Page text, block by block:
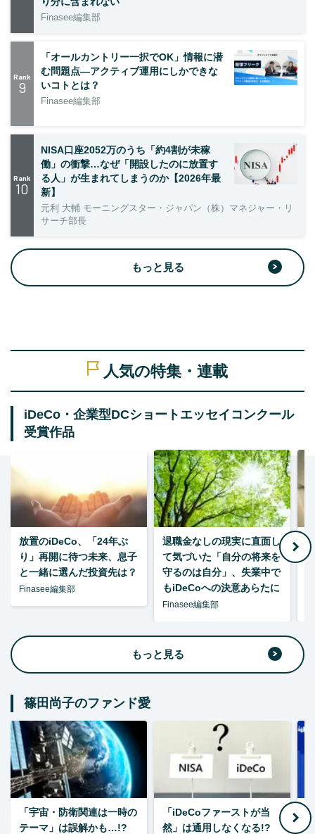
Finasee編集部
Rank
9
「オールカントリー一択でOK」情報に潜
む問題点―アクティブ運用にしかできな
いコトとは？
Finasee編集部
Rank
10
NISA口座2052万のうち「約4割が未稼
働」の衝撃…なぜ「開設したのに放置す
る人」が生まれてしまうのか【2026年最
新】
元利 大輔 モーニングスター・ジャパン（株）マネジャー・リ
サーチ部長
もっと見る
人気の特集・連載
iDeCo・企業型DCショートエッセイコンクール
受賞作品
放置のiDeCo、「24年ぶ
り」再開に待つ未来、息子
と一緒に選んだ投資先は？
Finasee編集部
退職金なしの現実に直面し
て気づいた「自分の将来を
守るのは自分」、失業中で
もiDeCoへの決意あらたに
Finasee編集部
もっと見る
篠田尚子のファンド愛
「宇宙・防衛関連は一時の
テーマ」は誤解かも…!?
「iDeCoファーストが当
然」は通用しなくなる!?